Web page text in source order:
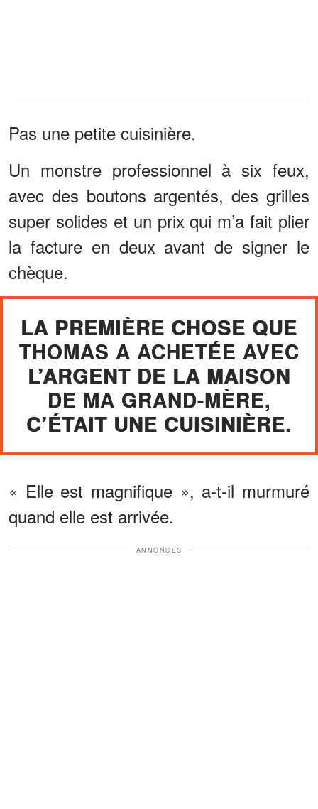
Pas une petite cuisinière.
Un monstre professionnel à six feux,
avec des boutons argentés, des grilles
super solides et un prix qui m’a fait plier
la facture en deux avant de signer le
chèque.
LA PREMIÈRE CHOSE QUE
THOMAS A ACHETÉE AVEC
L’ARGENT DE LA MAISON
DE MA GRAND-MÈRE,
C’ÉTAIT UNE CUISINIÈRE.
« Elle est magnifique », a-t-il murmuré
quand elle est arrivée.
ANNONCES